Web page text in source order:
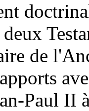
de
Paul II